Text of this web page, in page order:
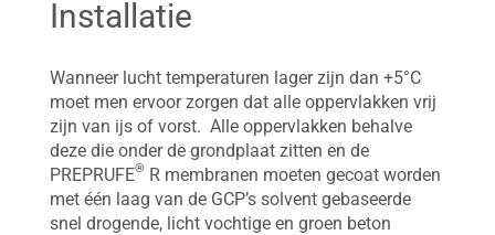
Installatie
Wanneer lucht temperaturen lager zijn dan +5°C
moet men ervoor zorgen dat alle oppervlakken vrij
zijn van ijs of vorst. Alle oppervlakken behalve
deze die onder de grondplaat zitten en de
PREPRUFE® R membranen moeten gecoat worden
met één laag van de GCP’s solvent gebaseerde
snel drogende, licht vochtige en groen beton